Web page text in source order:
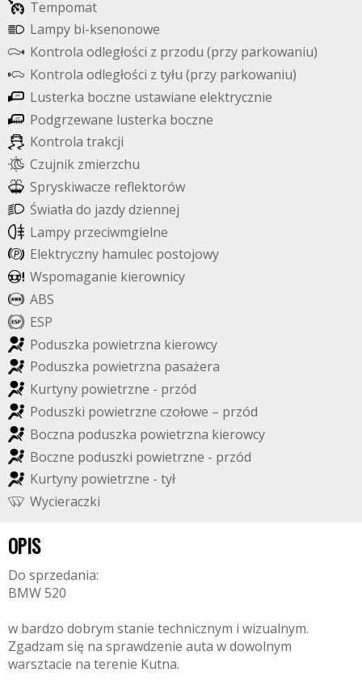
Tempomat
Lampy bi-ksenonowe
Kontrola odległości z przodu (przy parkowaniu)
Kontrola odległości z tyłu (przy parkowaniu)
Lusterka boczne ustawiane elektrycznie
Podgrzewane lusterka boczne
Kontrola trakcji
Czujnik zmierzchu
Spryskiwacze refektorów
Światła do jazdydziennej
Lampy przeciwmgielne
Elektryczny hamulec postojowy
Wspomaganie kierownicy
ABS
ESP
Poduszka powietrzna kierowcy
Poduszka powietrzna pasażera
Kurtyny powietrzne - przód
Poduszki powietrzne czołowe – przód
Boczna poduszka powietrzna kierowcy
Boczne poduszki powietrzne - przód
Kurtyny powietrzne - tył
Wycieraczki
OPIS
Do sprzedania:
BMW 520
w bardzo dobrym stanie technicznym i wizualnym.
Zgadzam się na sprawdzenie auta w dowolnym
warsztacie na terenie Kutna.